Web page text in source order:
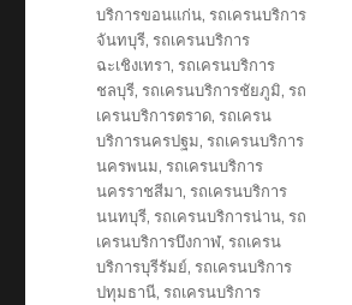
บริการขอนแก่น,รถเครนบริการ
จันทบุรี,รถเครนบริการ
ฉะเชิงเทรา,รถเครนบริการ
ชลบุรี,รถเครนบริการชัยภูมิ,รถ
เครนบริการตราด,รถเครน
บริการนครปฐม,รถเครนบริการ
นครพนม,รถเครนบริการ
นครราชสีมา,รถเครนบริการ
นนทบุรี,รถเครนบริการน่าน,รถ
เครนบริการบึงกาฬ,รถเครน
บริการบุรีรัมย์,รถเครนบริการ
ปทุมธานี,รถเครนบริการ